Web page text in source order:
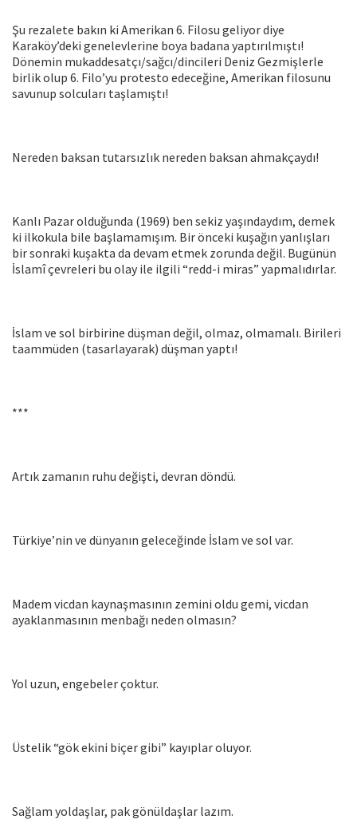
Şu rezalete bakın ki Amerikan 6. Filosu geliyor diye
Karaköy’deki genelevlerine boya badana yaptırılmıştı!
Dönemin mukaddesatçı/sağcı/dincileri Deniz Gezmişlerle
birlik olup 6. Filo’yu protesto edeceğine, Amerikan filosunu
savunup solcuları taşlamıştı!
Nereden baksan tutarsızlık nereden baksan ahmakçaydı!
Kanlı Pazar olduğunda (1969) ben sekiz yaşındaydım, demek
ki ilkokula bile başlamamışım. Bir önceki kuşağın yanlışları
bir sonraki kuşakta da devam etmek zorunda değil. Bugünün
İslamî çevreleri bu olay ile ilgili “redd-i miras” yapmalıdırlar.
İslam ve sol birbirine düşman değil, olmaz, olmamalı. Birileri
taammüden (tasarlayarak) düşman yaptı!
***
Artık zamanın ruhu değişti, devran döndü.
Türkiye’nin ve dünyanın geleceğinde İslam ve sol var.
Madem vicdan kaynaşmasının zemini oldu gemi, vicdan
ayaklanmasının menbağı neden olmasın?
Yol uzun, engebeler çoktur.
Üstelik “gök ekini biçer gibi” kayıplar oluyor.
Sağlam yoldaşlar, pak gönüldaşlar lazım.